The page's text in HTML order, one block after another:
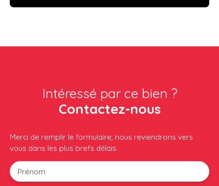
Intéressé par ce bien ?
Contactez-nous
Merci de remplir le formulaire, nous reviendrons vers
vous dans les plus brefs délais.
Prénom